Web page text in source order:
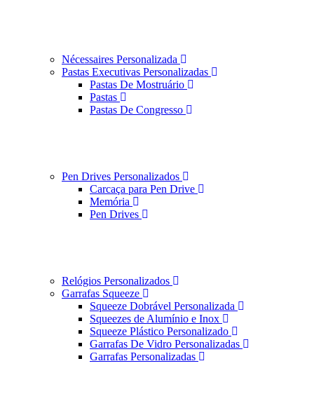
Nécessaires Personalizada
Pastas Executivas Personalizadas
Pastas De Mostruário
Pastas
Pastas De Congresso
Pen Drives Personalizados
Carcaça para Pen Drive
Memória
Pen Drives
Relógios Personalizados
Garrafas Squeeze
Squeeze Dobrável Personalizada
Squeezes de Alumínio e Inox
Squeeze Plástico Personalizado
Garrafas De Vidro Personalizadas
Garrafas Personalizadas